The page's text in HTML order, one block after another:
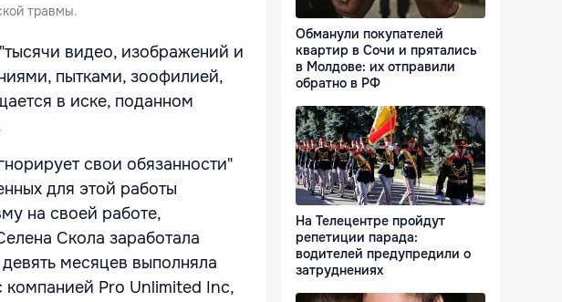
травмы.
видео, изображений и
пытками, зоофилией,
в иске, поданном
свои обязанности"
для этой работы
на своей работе,
Скола заработала
месяцев выполняла
компанией Pro Unlimited Inc,
Обманули покупателей
квартир в Сочи и прятались
в Молдове: их отправили
обратно в РФ
На Телецентре пройдут
репетиции парада:
водителей предупредили о
затруднениях